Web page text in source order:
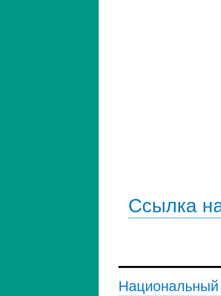
Ссылка
Национальный